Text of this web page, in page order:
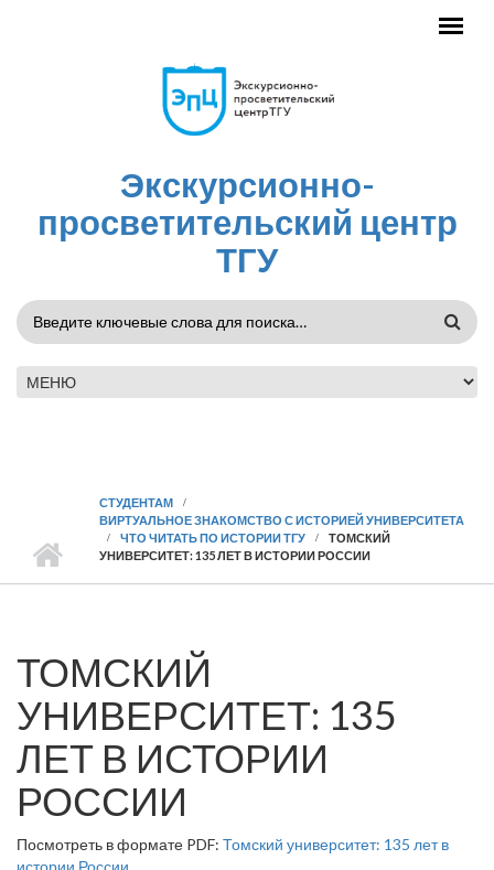
Экскурсионно-
просветительский центр
ТГУ
ФОРМА
ПОИСКА
СТУДЕНТАМ
ВИРТУАЛЬНОЕ ЗНАКОМСТВО С ИСТОРИЕЙ УНИВЕРСИТЕТА
ЧТО ЧИТАТЬ ПО ИСТОРИИ ТГУ
ТОМСКИЙ
УНИВЕРСИТЕТ: 135 ЛЕТ В ИСТОРИИ РОССИИ
ТОМСКИЙ
УНИВЕРСИТЕТ: 135
ЛЕТ В ИСТОРИИ
РОССИИ
Посмотреть в формате PDF: Томский университет: 135 лет в
истории России